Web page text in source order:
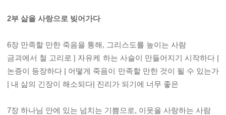
2부 삶을 사랑으로 빚어가다
6장 만족할 만한 죽음을 통해, 그리스도를 높이는 사람
금괴에서 철 고리로 | 자유케 하는 사슬이 만들어지기 시작하다 |
논증이 등장하다 | 어떻게 죽음이 만족할 만한 것이 될 수 있는가
| 내 삶의 긴장이 해소되다| 진리가 되기에 너무 좋은
7장 하나님 안에 있는 넘치는 기쁨으로, 이웃을 사랑하는 사람